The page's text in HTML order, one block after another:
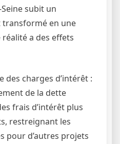
Seine subit un
transformé en une
a des effets
des charges d’intérêt :
de la dette
frais d’intérêt plus
restreignant les
pour d’autres projets